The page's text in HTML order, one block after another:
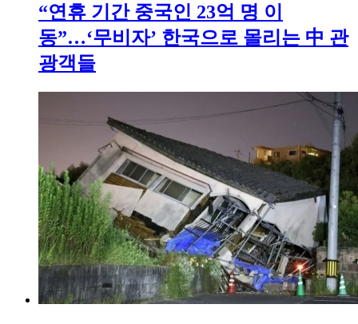
“연휴 기간 중국인 23억 명 이
동”…‘무비자’ 한국으로 몰리는 中 관
광객들